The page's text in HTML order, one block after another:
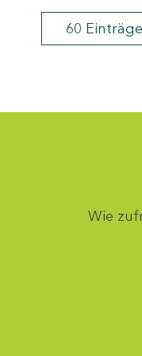
60 Einträge
Wie